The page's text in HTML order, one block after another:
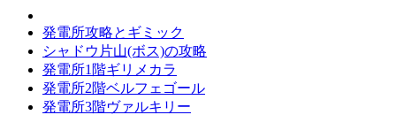
発電所攻略とギミック
シャドウ片山(ボス)の攻略
発電所1階ギリメカラ
発電所2階ベルフェゴール
発電所3階ヴァルキリー